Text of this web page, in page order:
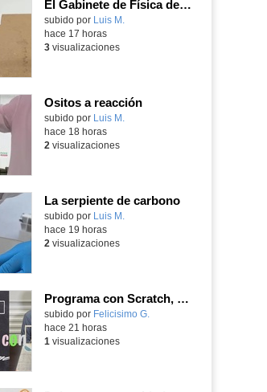
El Gabinete de Física del IES Enrique Tierno Galván de Parla (Curso 25-26)
Contenido educativo.
subido por Luis M.
hace 17 horas
3visualizaciones
Ositos a reacción
Contenido educativo.
subido por Luis M.
hace 18 horas
2 visualizaciones
La serpiente de carbono
Contenido educativo.
subido por Luis M.
hace 19 horas
2 visualizaciones
Programa con Scratch, 8 diferentes juegos para vivir la emoción de los partidos de España en el mundial 2026
Contenido educativo.
subido por Felicisimo G.
hace 21 horas
1 visualizaciones